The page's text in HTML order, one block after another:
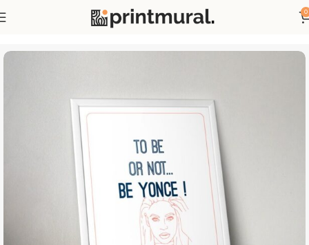
0
Affiches Humour